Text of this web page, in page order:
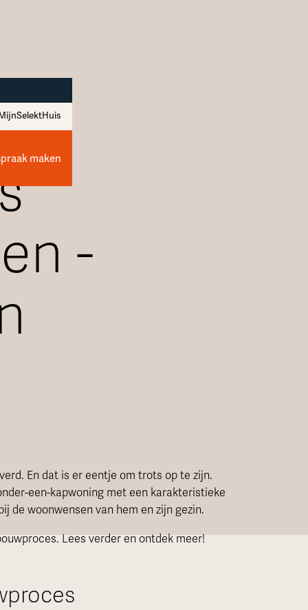
maken
-
En dat is er eentje om trots op te zijn.
een-kapwoning met een karakteristieke
de woonwensen van hem en zijn gezin.
Lees verder en ontdek meer!